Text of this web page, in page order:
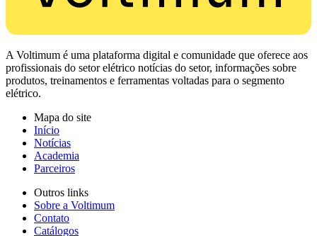
A Voltimum é uma plataforma digital e comunidade que oferece aos
profissionais do setor elétrico notícias do setor, informações sobre
produtos, treinamentos e ferramentas voltadas para o segmento
elétrico.
Mapa do site
Início
Notícias
Academia
Parceiros
Outros links
Sobre a Voltimum
Contato
Catálogos